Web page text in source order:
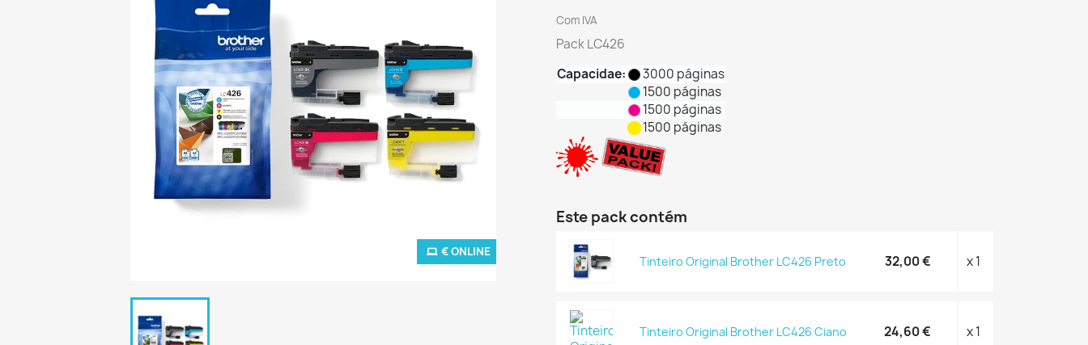
€ ONLINE
Com IVA
Pack LC426
Capacidae:
3000 páginas
1500 páginas
1500 páginas
1500 páginas
Este pack contém
Tinteiro Original Brother LC426 Preto 32,00 € x 1
Tinteiro Original Brother LC426 Ciano 24,60 € x 1